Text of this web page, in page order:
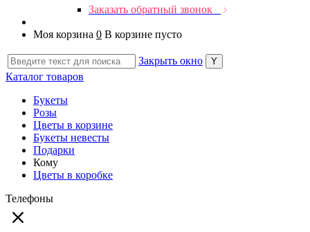
Заказать обратный звонок
Моя корзина 0 В корзине пусто
Закрыть окно
Каталог товаров
Букеты
Розы
Цветы в корзине
Букеты невесты
Подарки
Кому
Цветы в коробке
Телефоны